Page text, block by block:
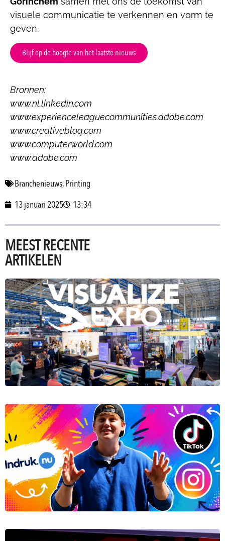
visuele communicatie te verkennen en vorm te
geven.
Blijf op de hoogte van het laatste nieuws
Bronnen:
www.nl.linkedin.com
www.experienceleaguecommunities.adobe.com
www.creativebloq.com
www.computerworld.com
www.adobe.com
Branchenieuws,Printing
13 januari 2025
13:34
MEEST RECENTE
ARTIKELEN